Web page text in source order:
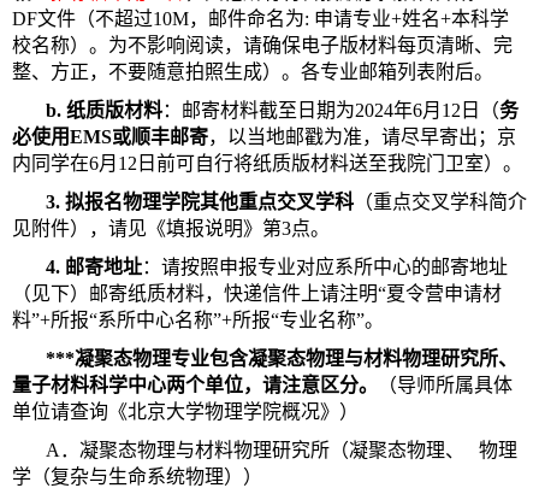
DF文件（不超过10M，邮件命名为: 申请专业+姓名+本科学
校名称）。为不影响阅读，请确保电子版材料每页清晰、完
整、方正，不要随意拍照生成）。各专业邮箱列表附后。
b. 纸质版材料：邮寄材料截至日期为2024年6月12日（务
必使用EMS或顺丰邮寄，以当地邮戳为准，请尽早寄出；京
内同学在6月12日前可自行将纸质版材料送至我院门卫室）。
3. 拟报名物理学院其他重点交叉学科 （重点交叉学科简介
见附件），请见《填报说明》第3点。
4. 邮寄地址：请按照申报专业对应系所中心的邮寄地址
（见下）邮寄纸质材料，快递信件上请注明“夏令营申请材
料”+所报“系所中心名称”+所报“专业名称”。
***凝聚态物理专业包含凝聚态物理与材料物理研究所、
量子材料科学中心两个单位，请注意区分。
（导师所属具体
单位请查询《北京大学物理学院概况》）
A．凝聚态物理与材料物理研究所（凝聚态物理、 物理
学（复杂与生命系统物理））